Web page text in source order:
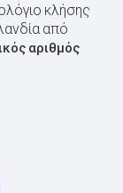
κλήσης
από
αριθμός